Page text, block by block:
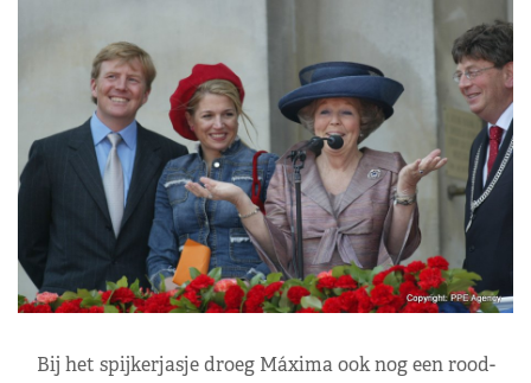
Bij het spijkerjasje droeg Máxima ook nog een rood-